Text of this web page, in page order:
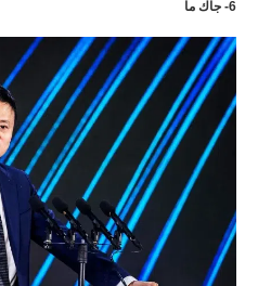
6- جاك ما